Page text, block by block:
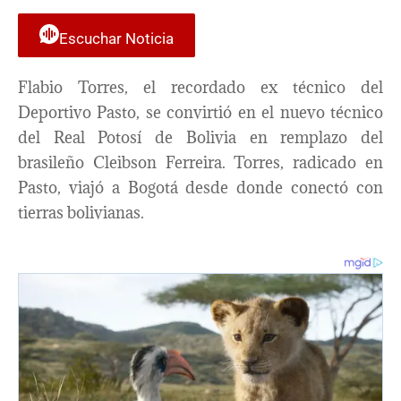
Escuchar Noticia
Flabio Torres, el recordado ex técnico del
Deportivo Pasto, se convirtió en el nuevo técnico
del Real Potosí de Bolivia en remplazo del
brasileño Cleibson Ferreira. Torres, radicado en
Pasto, viajó a Bogotá desde donde conectó con
tierras bolivianas.